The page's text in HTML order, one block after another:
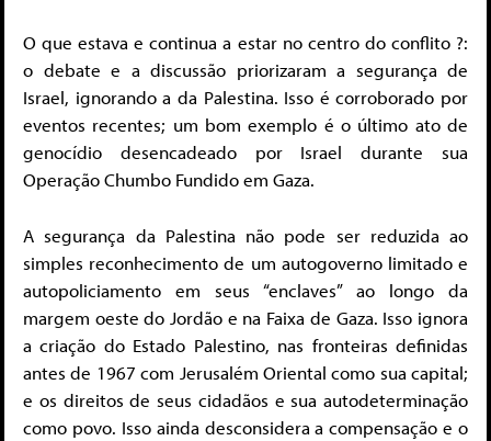
O que estava e continua a estar no centro do conflito ?:
o debate e a discussão priorizaram a segurança de
Israel, ignorando a da Palestina. Isso é corroborado por
eventos recentes; um bom exemplo é o último ato de
genocídio desencadeado por Israel durante sua
Operação Chumbo Fundido em Gaza.
A segurança da Palestina não pode ser reduzida ao
simples reconhecimento de um autogoverno limitado e
autopoliciamento em seus “enclaves” ao longo da
margem oeste do Jordão e na Faixa de Gaza. Isso ignora
a criação do Estado Palestino, nas fronteiras definidas
antes de 1967 com Jerusalém Oriental como sua capital;
e os direitos de seus cidadãos e sua autodeterminação
como povo. Isso ainda desconsidera a compensação e o